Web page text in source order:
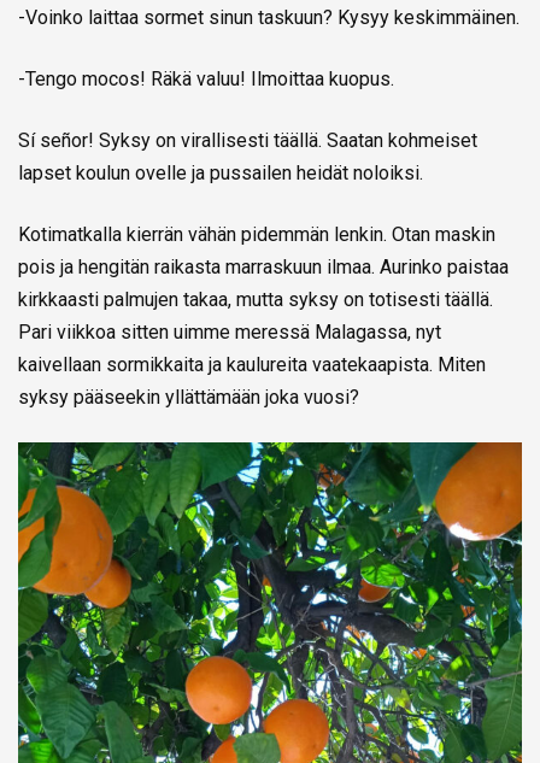
-Voinko laittaa sormet sinun taskuun? Kysyy keskimmäinen.
-Tengo mocos! Räkä valuu! Ilmoittaa kuopus.
Sí señor! Syksy on virallisesti täällä. Saatan kohmeiset
lapset koulun ovelle ja pussailen heidät noloiksi.
Kotimatkalla kierrän vähän pidemmän lenkin. Otan maskin
pois ja hengitän raikasta marraskuun ilmaa. Aurinko paistaa
kirkkaasti palmujen takaa, mutta syksy on totisesti täällä.
Pari viikkoa sitten uimme meressä Malagassa, nyt
kaivellaan sormikkaita ja kaulureita vaatekaapista. Miten
syksy pääseekin yllättämään joka vuosi?